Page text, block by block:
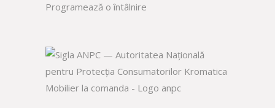
Programează o întâlnire